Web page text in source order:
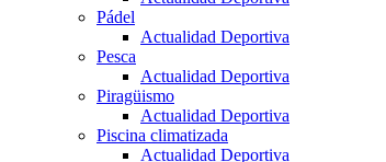
Pádel
Actualidad Deportiva
Pesca
Actualidad Deportiva
Piragüismo
Actualidad Deportiva
Piscina climatizada
Actualidad Deportiva